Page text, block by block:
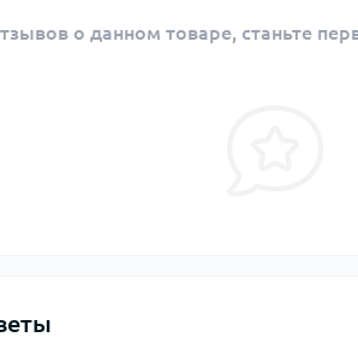
о данном товаре, станьте